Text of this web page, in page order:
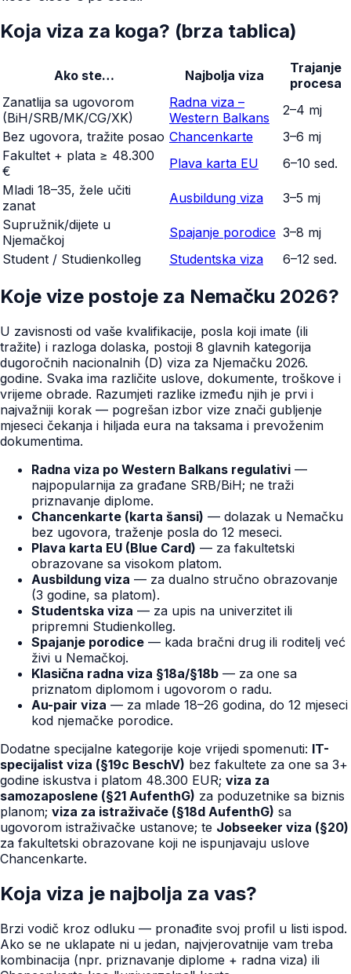
Koja viza za koga? (brza tablica)
Ako ste… Najbolja viza
Trajanje
procesa
Zanatlija sa ugovorom
(BiH/SRB/MK/CG/XK)
Radna viza –
Western Balkans
2–4 mj
Bez ugovora, tražite posao Chancenkarte
3–6 mj
Fakultet + plata ≥ 48.300
€
Plava karta EU
6–10 sed.
Mladi 18–35, žele učiti
zanat
Ausbildung viza
3–5 mj
Supružnik/dijete u
Njemačkoj
Spajanje porodice 3–8 mj
Student / Studienkolleg
Studentska viza 6–12 sed.
Koje vize postoje za Nemačku 2026?
U zavisnosti od vaše kvalifikacije, posla koji imate (ili
tražite) i razloga dolaska, postoji 8 glavnih kategorija
dugoročnih nacionalnih (D) viza za Njemačku 2026.
godine. Svaka ima različite uslove, dokumente, troškove i
vrijeme obrade. Razumjeti razlike između njih je prvi i
najvažniji korak — pogrešan izbor vize znači gubljenje
mjeseci čekanja i hiljada eura na taksama i prevoženim
dokumentima.
Radna viza po Western Balkans regulativi —
najpopularnija za građane SRB/BiH; ne traži
priznavanje diplome.
Chancenkarte (karta šansi) — dolazak u Nemačku
bez ugovora, traženje posla do 12 meseci.
Plava karta EU (Blue Card) — za fakultetski
obrazovane sa visokom platom.
Ausbildung viza — za dualno stručno obrazovanje
(3 godine, sa platom).
Studentska viza — za upis na univerzitet ili
pripremni Studienkolleg.
Spajanje porodice — kada bračni drug ili roditelj već
živi u Nemačkoj.
Klasična radna viza §18a/§18b — za one sa
priznatom diplomom i ugovorom o radu.
Au-pair viza — za mlade 18–26 godina, do 12 mjeseci
kod njemačke porodice.
Dodatne specijalne kategorije koje vrijedi spomenuti: IT-
specijalist viza (§19c BeschV) bez fakultete za one sa 3+
godine iskustva i platom 48.300 EUR; viza za
samozaposlene (§21 AufenthG) za poduzetnike sa biznis
planom; viza za istraživače (§18d AufenthG) sa
ugovorom istraživačke ustanove; te Jobseeker viza (§20)
za fakultetski obrazovane koji ne ispunjavaju uslove
Chancenkarte.
Koja viza je najbolja za vas?
Brzi vodič kroz odluku — pronađite svoj profil u listi ispod.
Ako se ne uklapate ni u jedan, najvjerovatnije vam treba
kombinacija (npr. priznavanje diplome + radna viza) ili